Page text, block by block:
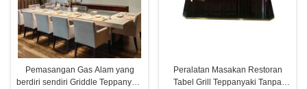
Pemasangan Gas Alam yang
berdiri sendiri Griddle Teppanyaki
Peralatan Masakan Restoran
Tabel Grill Teppanyaki Tanpa